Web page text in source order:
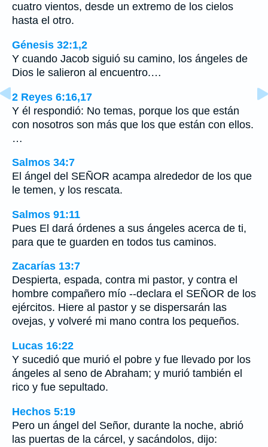
cuatro vientos, desde un extremo de los cielos
hasta el otro.
Génesis 32:1,2
Y cuando Jacob siguió su camino, los ángeles de
Dios le salieron al encuentro.…
2 Reyes 6:16,17
Y él respondió: No temas, porque los que están
con nosotros son más que los que están con ellos.
…
Salmos 34:7
El ángel del SEÑOR acampa alrededor de los que
le temen, y los rescata.
Salmos 91:11
Pues El dará órdenes a sus ángeles acerca de ti,
para que te guarden en todos tus caminos.
Zacarías 13:7
Despierta, espada, contra mi pastor, y contra el
hombre compañero mío --declara el SEÑOR de los
ejércitos. Hiere al pastor y se dispersarán las
ovejas, y volveré mi mano contra los pequeños.
Lucas 16:22
Y sucedió que murió el pobre y fue llevado por los
ángeles al seno de Abraham; y murió también el
rico y fue sepultado.
Hechos 5:19
Pero un ángel del Señor, durante la noche, abrió
las puertas de la cárcel, y sacándolos, dijo: